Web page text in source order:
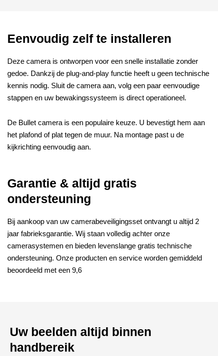
Eenvoudig zelf te installeren
Deze camera is ontworpen voor een snelle installatie zonder
gedoe. Dankzij de plug-and-play functie heeft u geen technische
kennis nodig. Sluit de camera aan, volg een paar eenvoudige
stappen en uw bewakingssysteem is direct operationeel.
De Bullet camera is een populaire keuze. U bevestigt hem aan
het plafond of plat tegen de muur. Na montage past u de
kijkrichting eenvoudig aan.
Garantie & altijd gratis
ondersteuning
Bij aankoop van uw camerabeveiligingsset ontvangt u altijd 2
jaar fabrieksgarantie. Wij staan volledig achter onze
camerasystemen en bieden levenslange gratis technische
ondersteuning. Onze producten en service worden gemiddeld
beoordeeld met een 9,6
Uw beelden altijd binnen
handbereik